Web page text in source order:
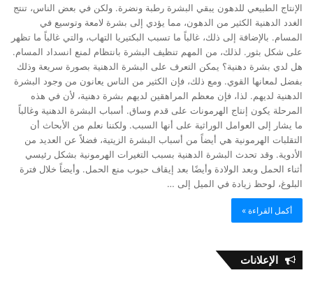
الإنتاج الطبيعي للدهون يبقي البشرة رطبة ونضرة. ولكن في بعض الناس، تنتج
الغدد الدهنية الكثير من الدهون، مما يؤدي إلى بشرة لامعة وتوسيع في
المسام. بالإضافة إلى ذلك، غالباً ما تسبب البكتيريا التهاب، والتي غالباً ما تظهر
على شكل بثور. لذلك، من المهم تنظيف البشرة بانتظام لمنع انسداد المسام.
هل لدي بشرة دهنية؟ يمكن التعرف على البشرة الدهنية بصورة سريعة وذلك
بفضل لمعانها القوي. ومع ذلك، فإن الكثير من الناس يعانون من وجود البشرة
الدهنية لديهم. لذا، فإن معظم المراهقين لديهم بشرة دهنية، لأن في هذه
المرحلة يكون إنتاج الهرمونات على قدم وساق. أسباب البشرة الدهنية وغالباً
ما يشار إلى العوامل الوراثية على أنها السبب. ولكننا نعلم من الأبحاث أن
التقلبات الهرمونية هي أيضاً من أسباب البشرة الزيتية، فضلاً عن العديد من
الأدوية. وقد تحدث البشرة الدهنية بسبب التغيرات الهرمونية بشكل رئيسي
أثناء الحمل وبعد الولادة وأيضًا بعد إيقاف حبوب منع الحمل. وأيضاً خلال فترة
البلوغ، لوحظ زيادة في الميل إلى …
أكمل القراءة »
الإعلانات